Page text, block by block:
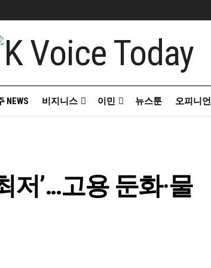
NEWS 비지니스 이민 뉴스툰 오피니언
저’…고용 둔화·물